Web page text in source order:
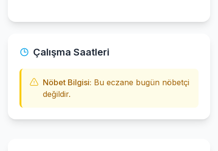
Çalışma Saatleri
Nöbet Bilgisi: Bu eczane bugün nöbetçi
değildir.